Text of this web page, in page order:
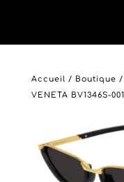
Accueil / Boutique /
VENETA BV1346S-001